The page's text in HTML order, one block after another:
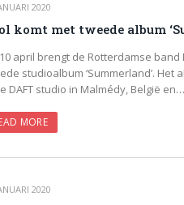
2020
komt met tweede album
april brengt de Rotterdamse
studioalbum ‘Summerland’. Het
DAFT studio in Malmédy, België en…
MORE
2020